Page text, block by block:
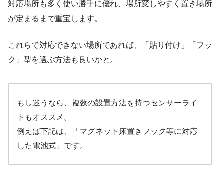
対応場所も多く使い勝手に優れ、場所変しやすく置き場所
が定まるまで重宝します。
これらで対応できない場所であれば、「貼り付け」「フッ
ク」型を選ぶ方法も良いかと。
もし迷うなら、複数の設置方法を持つセンサーライ
トもオススメ。
例えば下記は、「マグネット床置きフック等に対応
した電池式」です。